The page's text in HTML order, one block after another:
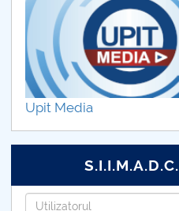
Upit Media
S.I.I.M.A.D.C.
Username